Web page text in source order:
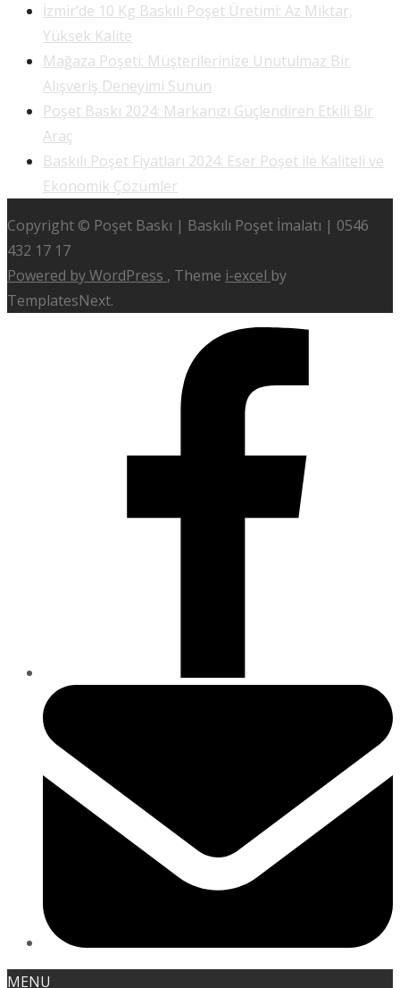
İzmir’de 10 Kg Baskılı Poşet Üretimi: Az Miktar,
Yüksek Kalite
Mağaza Poşeti: Müşterilerinize Unutulmaz Bir
Alışveriş Deneyimi Sunun
Poşet Baskı 2024: Markanızı Güçlendiren Etkili Bir
Araç
Baskılı Poşet Fiyatları 2024: Eser Poşet ile Kaliteli ve
Ekonomik Çözümler
Copyright © Poşet Baskı | Baskılı Poşet İmalatı | 0546
432 17 17
Powered by WordPress , Theme i-excel by
TemplatesNext.
MENU